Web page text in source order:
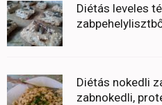
Diétás leveles
Diétás nokedli
zabnokedli,